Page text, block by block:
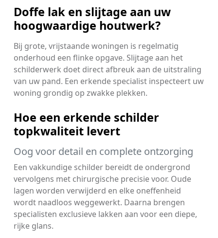
Doffe lak en slijtage aan uw
hoogwaardige houtwerk?
Bij grote, vrijstaande woningen is regelmatig
onderhoud een flinke opgave. Slijtage aan het
schilderwerk doet direct afbreuk aan de uitstraling
van uw pand. Een erkende specialist inspecteert uw
woning grondig op zwakke plekken.
Hoe een erkende schilder
topkwaliteit levert
Oog voor detail en complete ontzorging
Een vakkundige schilder bereidt de ondergrond
vervolgens met chirurgische precisie voor. Oude
lagen worden verwijderd en elke oneffenheid
wordt naadloos weggewerkt. Daarna brengen
specialisten exclusieve lakken aan voor een diepe,
rijke glans.